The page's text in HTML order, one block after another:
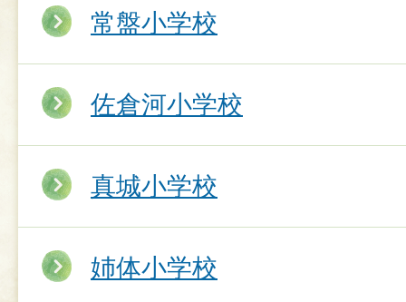
常盤小学校
佐倉河小学校
真城小学校
姉体小学校